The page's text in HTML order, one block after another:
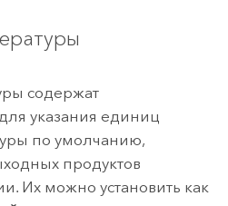
содержат
указания единиц
по умолчанию,
продуктов
Их можно установить как